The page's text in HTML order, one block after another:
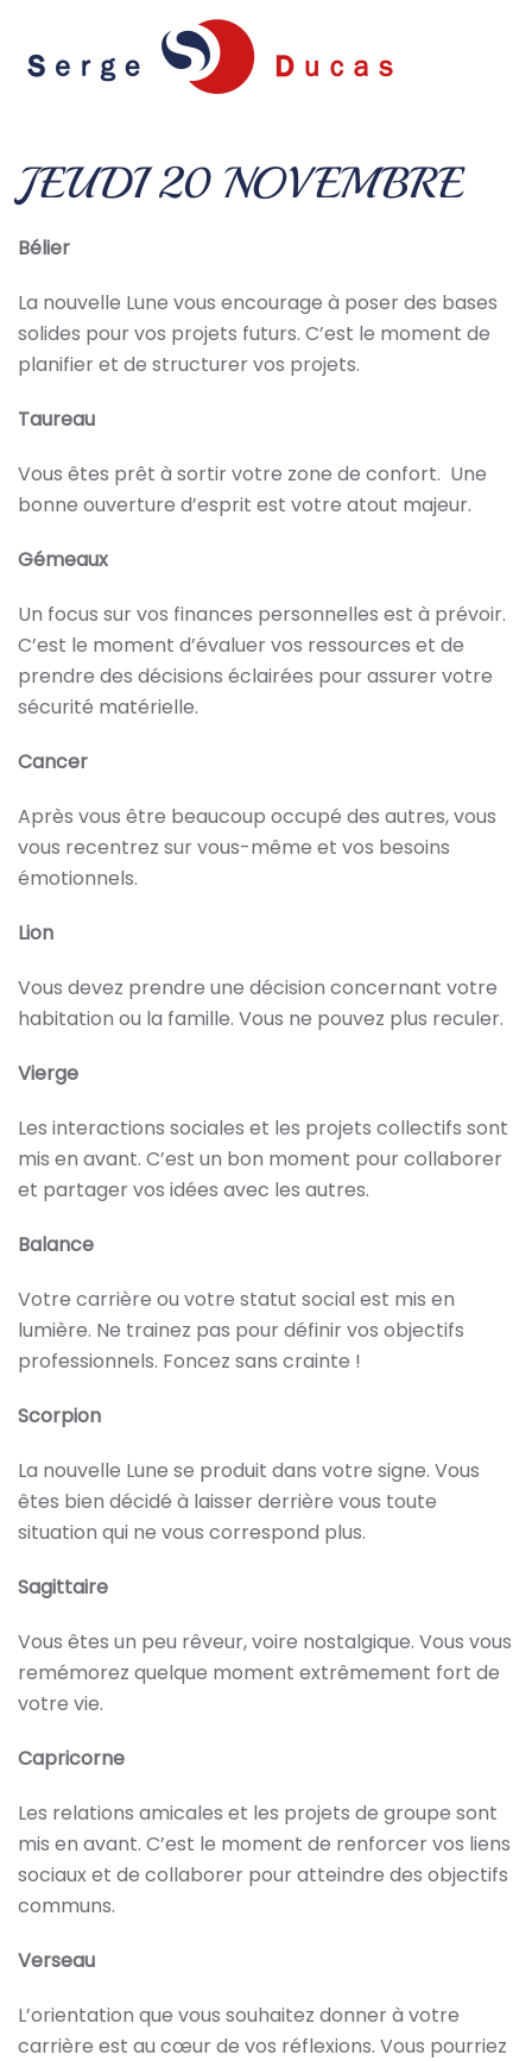
Skip to main content
JEUDI 20 NOVEMBRE
Bélier
La nouvelle Lune vous encourage à poser des bases
solides pour vos projets futurs. C’est le moment de
planifier et de structurer vos projets.
Taureau
Vous êtes prêt à sortir votre zone de confort. Une
bonne ouverture d’esprit est votre atout majeur.
Gémeaux
Un focus sur vos finances personnelles est à prévoir.
C’est le moment d’évaluer vos ressources et de
prendre des décisions éclairées pour assurer votre
sécurité matérielle.
Cancer
Après vous être beaucoup occupé des autres, vous
vous recentrez sur vous-même et vos besoins
émotionnels.
Lion
Vous devez prendre une décision concernant votre
habitation ou la famille. Vous ne pouvez plus reculer.
Vierge
Les interactions sociales et les projets collectifs sont
mis en avant. C’est un bon moment pour collaborer
et partager vos idées avec les autres.
Balance
Votre carrière ou votre statut social est mis en
lumière. Ne trainez pas pour définir vos objectifs
professionnels. Foncez sans crainte !
Scorpion
La nouvelle Lune se produit dans votre signe. Vous
êtes bien décidé à laisser derrière vous toute
situation qui ne vous correspond plus.
Sagittaire
Vous êtes un peu rêveur, voire nostalgique. Vous vous
remémorez quelque moment extrêmement fort de
votre vie.
Capricorne
Les relations amicales et les projets de groupe sont
mis en avant. C’est le moment de renforcer vos liens
sociaux et de collaborer pour atteindre des objectifs
communs.
Verseau
L’orientation que vous souhaitez donner à votre
carrière est au cœur de vos réflexions. Vous pourriez